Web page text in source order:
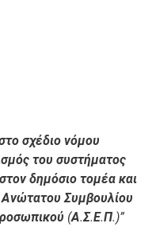
σχέδιο νόμου
του συστήματος
δημόσιο τομέα και
Ανώτατου Συμβουλίου
(Α.Σ.Ε.Π.)”